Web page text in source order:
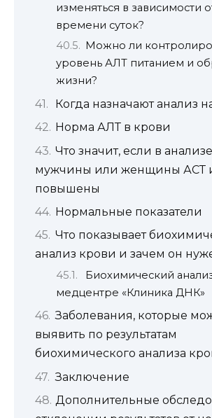
изменяться в зависимости
времени суток?
Можно ли
уровень АЛТ питанием и
жизни?
Когда назначают анализ
Норма АЛТ в крови
Что значит, если в
мужчины или женщины АСТ
повышены
Нормальные показатели
Что показывает
анализ крови и зачем он
Биохимический
медцентре «Клиника ДНК»
Заболевания, которые
выявить по результатам
биохимического анализа
Заключение
Дополнительные